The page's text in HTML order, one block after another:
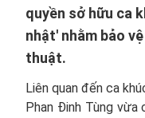
quyền sở hữu ca
nhật' nhằm bảo
thuật.
Liên quan đến ca
Phan Đinh Tùng vừa